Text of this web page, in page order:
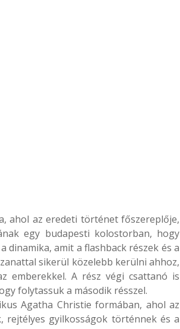
ahol az eredeti történet főszereplője,
egy budapesti kolostorban, hogy
amit a flashback részek és a
sikerül közelebb kerülni ahhoz,
emberekkel. A rész végi csattanó is
folytassuk a második résszel.
Agatha Christie formában, ahol az
rejtélyes gyilkosságok történnek és a